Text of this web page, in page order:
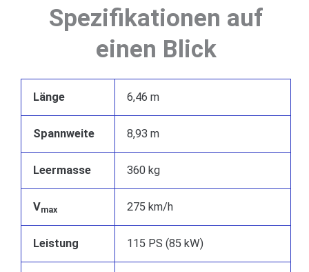
Spezifikationen auf
einen Blick
Länge 6,46 m
Spannweite 8,93 m
Leermasse 360 kg
Vmax 275 km/h
Leistung 115 PS (85 kW)